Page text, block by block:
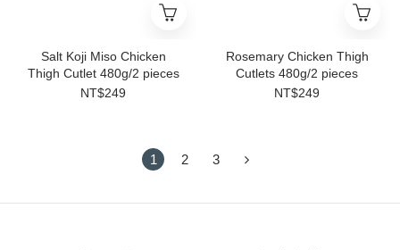
Salt Koji Miso Chicken
Thigh Cutlet 480g/2 pieces
NT$249
Rosemary Chicken Thigh
Cutlets 480g/2 pieces
NT$249
1 2 3